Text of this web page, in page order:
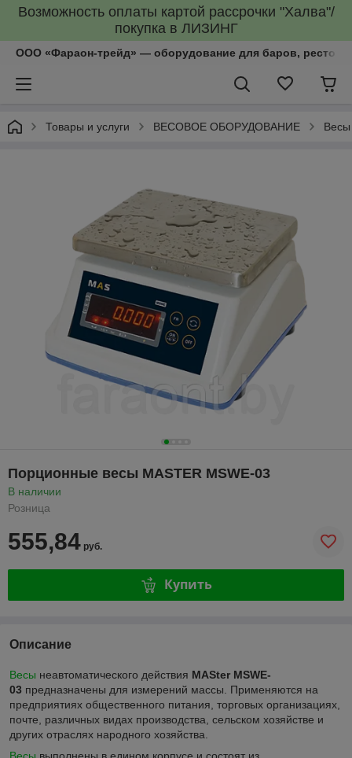
Возможность оплаты картой рассрочки "Халва"/
покупка в ЛИЗИНГ
ООО «Фараон-трейд»‎ — оборудование для баров,
Товары и услуги ВЕСОВОЕ ОБОРУДОВАНИЕ
Порционные весы MASTER MSWE-03
В наличии
Розница
555,84 руб.
Купить
Описание
Весы неавтоматического действия MASter MSWE-
03 предназначены для измерений массы. Применяются на
предприятиях общественного питания, торговых организациях,
почте, различных видах производства, сельском хозяйстве и
других отраслях народного хозяйства.
Весы выполнены в едином корпусе и состоят из